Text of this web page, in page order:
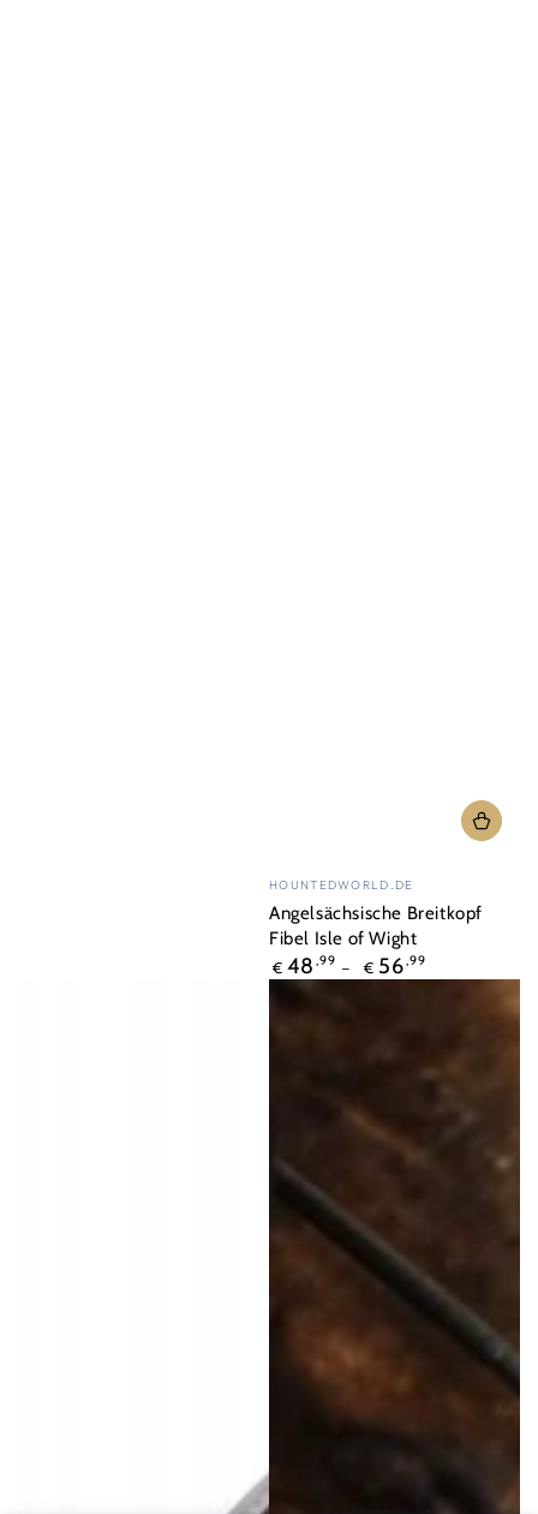
Verkäufer/in:
HOUNTEDWORLD.DE
Angelsächsische Breitkopf
Fibel Isle of Wight
Regulärer
Preis
€ 48 ,99 € 56,99